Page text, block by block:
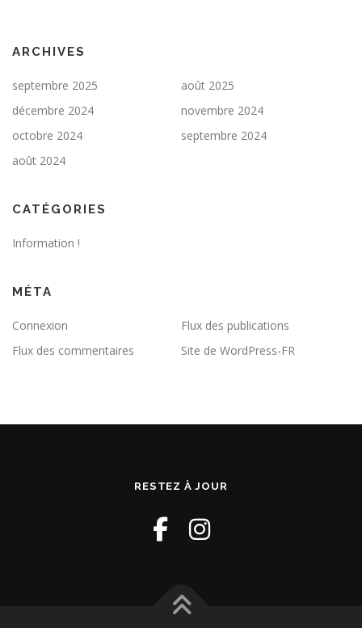
ARCHIVES
septembre 2025
août 2025
décembre 2024
novembre 2024
octobre 2024
septembre 2024
août 2024
CATÉGORIES
Information !
MÉTA
Connexion
Flux des publications
Flux des commentaires
Site de WordPress-FR
RESTEZ À JOUR